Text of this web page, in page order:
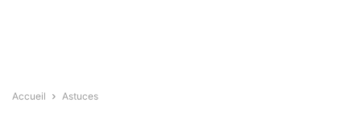
Accueil Astuces